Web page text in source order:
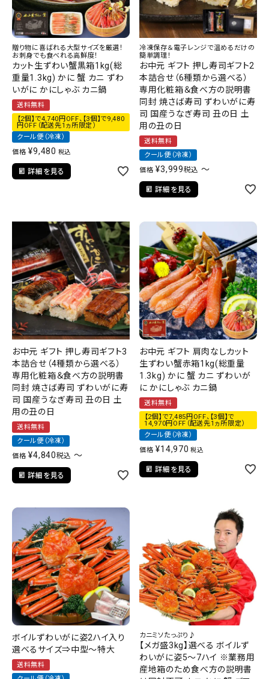
贈り物に喜ばれる大型サイズを厳選！
お刺身でも食べれる高鮮度！
カット生ずわい蟹黒箱1kg(総
重量1.3kg) かに 蟹 カニ ずわ
いがに かにしゃぶ カニ鍋
送料無料
【2個】で4,740円OFF、【3個】で9,480
円OFF（配送先1ヵ所限定）
クール便（冷凍）
価格 ¥9,480 税込
詳細を見る
冷凍保存＆電子レンジで温めるだけの
簡単調理！
お中元 ギフト 押し寿司ギフト2
本詰合せ（6種類から選べる）
専用化粧箱＆食べ方の説明書
同封 焼さば寿司 ずわいがに寿
司 国産うなぎ寿司 丑の日 土
用の丑の日
送料無料
クール便（冷凍）
価格 ¥3,999税込 〜
詳細を見る
お中元 ギフト 押し寿司ギフト3
本詰合せ（4種類から選べる）
専用化粧箱＆食べ方の説明書
同封 焼さば寿司 ずわいがに寿
司 国産うなぎ寿司 丑の日 土
用の丑の日
送料無料
クール便（冷凍）
価格 ¥4,840税込 〜
詳細を見る
お中元 ギフト 肩肉なしカット
生ずわい蟹赤箱1kg(総重量
1.3kg) かに 蟹 カニ ずわいが
に かにしゃぶ カニ鍋
送料無料
【2個】で7,485円OFF、【3個】で
14,970円OFF（配送先1ヵ所限定）
クール便（冷凍）
価格 ¥14,970 税込
詳細を見る
ボイルずわいがに姿2ハイ入り
選べるサイズ⇒中型～特大
送料無料
カニミソたっぷり♪
【メガ盛3kg】選べる ボイルず
わいがに姿5～7ハイ ※業務用
産地箱のため食べ方の説明書